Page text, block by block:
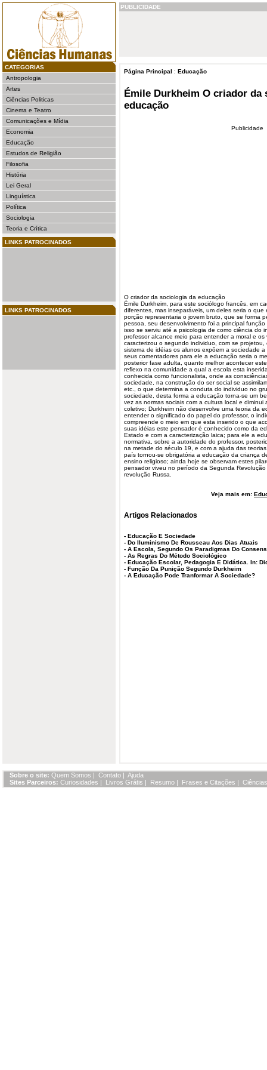
CATEGORIAS
Antropologia
Artes
Ciências Politicas
Cinema e Teatro
Comunicações e Mídia
Economia
Educação
Estudos de Religião
Filosofia
História
Lei Geral
Linguística
Política
Sociologia
Teoria e Crítica
LINKS PATROCINADOS
LINKS PATROCINADOS
PUBLICIDADE
Página Principal : Educação
Émile Durkheim O criador da
educação
Publicidade
O criador da sociologia da educação
Émile Durkheim, para este sociólogo francês, em
diferentes, mas inseparáveis, um deles seria o
porção representaria o jovem bruto, que se forma
pessoa, seu desenvolvimento foi a principal
isso se serviu até a psicologia de como ciência do
professor alcance meio para entender a moral e os
caracterizou o segundo individuo, com se
sistema de idéias os alunos expõem a sociedade
seus comentadores para ele a educação seria o
posterior fase adulta, quanto melhor acontecer
reflexo na comunidade a qual a escola esta
conhecida como funcionalista, onde as
sociedade, na construção do ser social se
etc., o que determina a conduta do individuo no
sociedade, desta forma a educação torna-se um
vez as normas sociais com a cultura local e
coletivo; Durkheim não desenvolve uma teoria da
entender o significado do papel do professor, o
compreende o meio em que esta inserido o que
suas idéias este pensador é conhecido como da
Estado e com a caracterização laica; para ele a
normativa, sobre a autoridade do professor,
na metade do século 19, e com a ajuda das
país tornou-se obrigatória a educação da criança
ensino religioso; ainda hoje se observam estes
pensador viveu no período da Segunda
revolução Russa.
Veja mais em:
Artigos Relacionados
- Educação E Sociedade
- Do Iluminismo De Rousseau Aos Dias Atuais
- A Escola, Segundo Os Paradigmas Do
- As Regras Do Método Sociológico
- Educação Escolar, Pedagogia E Didática. In:
- Função Da Punição Segundo Durkheim
- A Educação Pode Tranformar A Sociedade?
Sobre o site: Quem Somos | Contato | Ajuda
Sites Parceiros: Curiosidades | Livros Grátis | Resumo | Frases e Citações |